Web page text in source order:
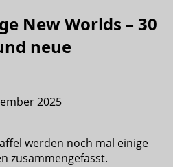
New Worlds – 30
neue
2025
werden noch mal einige
zusammengefasst.